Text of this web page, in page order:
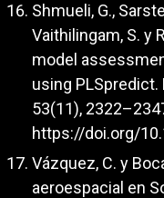
Shmueli, G.,
Vaithilingam, S. y
model
using
53(11),
https://doi.org/
Vázquez, C. y
aeroespacial en